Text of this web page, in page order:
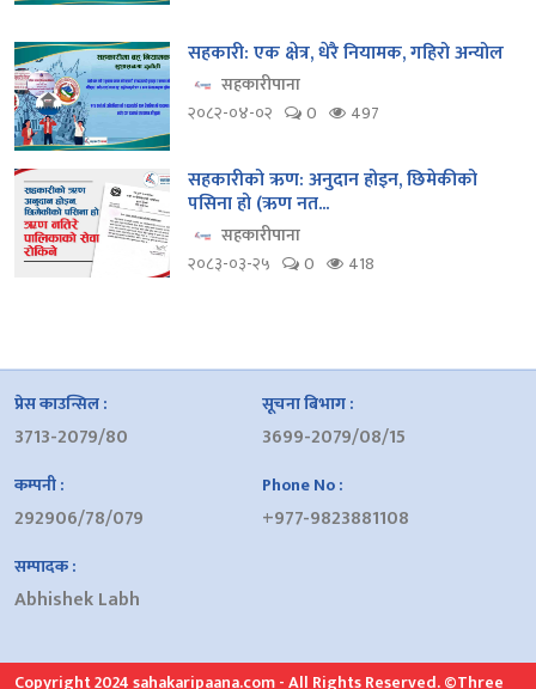
सहकारी: एक क्षेत्र, धेरै नियामक, गहिरो अन्योल
सहकारीपाना
२०८२-०४-०२
0 497
सहकारीको ऋण: अनुदान होइन, छिमेकीको
पसिना हो (ऋण नत...
सहकारीपाना
२०८३-०३-२५
0 418
प्रेस काउन्सिल :
3713-2079/80
सूचना बिभाग :
3699-2079/08/15
कम्पनी :
292906/78/079
Phone No :
+977-9823881108
सम्पादक :
Abhishek Labh
Copyright 2024 sahakaripaana.com - All Rights Reserved. ©Three